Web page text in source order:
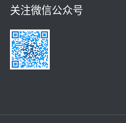
关注微信公众号